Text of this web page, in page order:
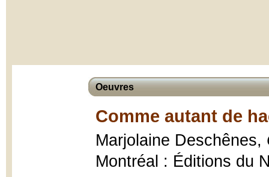
Oeuvres
Comme autant de
Marjolaine Deschênes,
Montréal : Éditions du